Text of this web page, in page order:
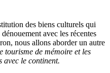
des biens culturels qui
avec les récentes
nous allons aborder un autre
e tourisme de mémoire et les
avec le continent.